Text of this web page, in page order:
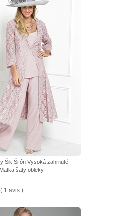
Šik Šifón Vysoká zahrnuté
šaty obleky
( 1 avis )